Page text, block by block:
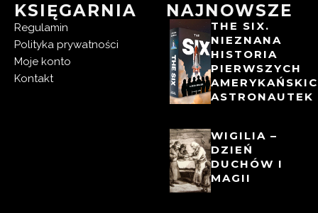
KSIĘGARNIA
Regulamin
Polityka prywatności
Moje konto
Kontakt
NAJNOWSZE
THE SIX.
NIEZNANA
HISTORIA
PIERWSZYCH
ASTRONAUTEK
WIGILIA –
DZIEŃ
DUCHÓW I
MAGII